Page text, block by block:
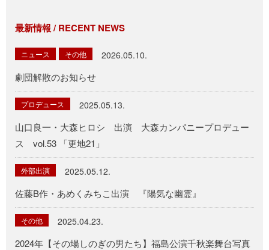
最新情報 / RECENT NEWS
ニュース その他 2026.05.10.
劇団解散のお知らせ
プロデュース 2025.05.13.
山口良一・大森ヒロシ 出演 大森カンパニープロデュー
ス vol.53 「更地21」
外部出演 2025.05.12.
佐藤B作・あめくみちこ出演 『陽気な幽霊』
その他 2025.04.23.
2024年【その場しのぎの男たち】福島公演千秋楽舞台写真